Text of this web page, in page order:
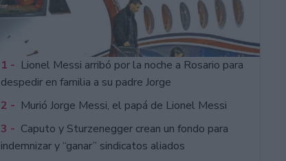
1 - Lionel Messi arribó por la noche a Rosario para
despedir en familia a su padre Jorge
2 - Murió Jorge Messi, el papá de Lionel Messi
3 - Caputo y Sturzenegger crean un fondo para
indemnizar y “ganar” sindicatos aliados